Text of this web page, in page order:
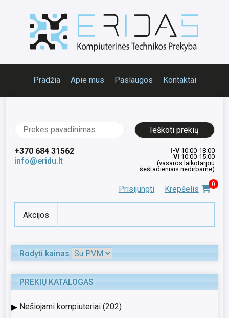
Pradžia Apie mus Paslaugos Kontaktai
Ieškoti:
+370 684 31562
info@eridu.lt
I-V10:00-18:00
VI 10:00-15:00
(vasaros laikotarpiu
šeštadieniais nedirbame)
Prisijungti Krepšelis 0
Akcijos
Rodyti kainas
PREKIŲ KATALOGAS
▸ Nešiojami kompiuteriai (202)